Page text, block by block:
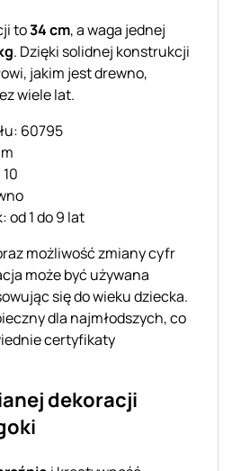
to34 cm, a waga jednej
. Dzięki solidnej konstrukcji
jakim jest drewno,
wiele lat.
60795
od 1 do 9 lat
możliwość zmiany cyfr
może być używana
się do wieku dziecka.
dla najmłodszych, co
certyfikaty
dekoracji